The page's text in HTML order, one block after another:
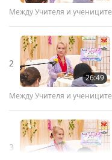
Между Учителя и учениците
2
26:49
Между Учителя и учениците
3